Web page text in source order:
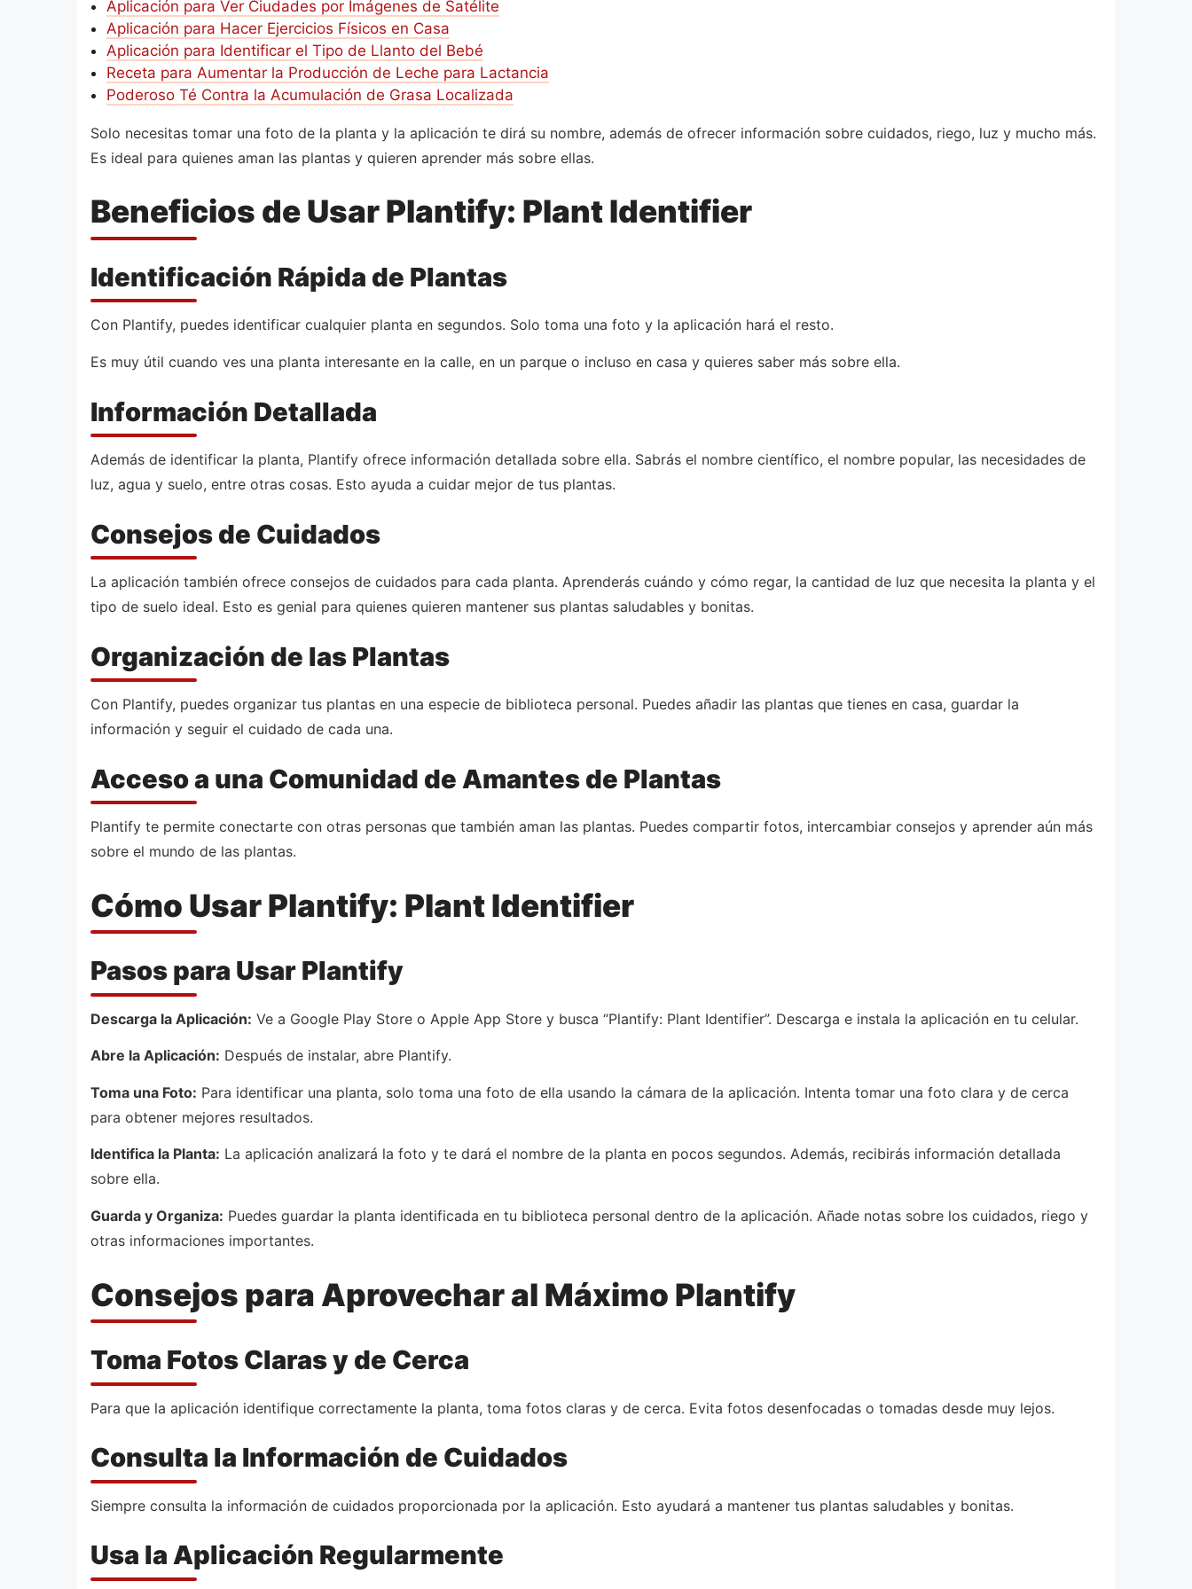
Aplicación para Ver Ciudades por Imágenes de Satélite
Aplicación para Hacer Ejercicios Físicos en Casa
Aplicación para Identificar el Tipo de Llanto del Bebé
Receta para Aumentar la Producción de Leche para Lactancia
Poderoso Té Contra la Acumulación de Grasa Localizada
Solo necesitas tomar una foto de la planta y la aplicación te dirá su nombre, además de ofrecer información sobre cuidados, riego, luz y mucho más.
Es ideal para quienes aman las plantas y quieren aprender más sobre ellas.
Beneficios de Usar Plantify: Plant Identifier
Identificación Rápida de Plantas
Con Plantify, puedes identificar cualquier planta en segundos. Solo toma una foto y la aplicación hará el resto.
Es muy útil cuando ves una planta interesante en la calle, en un parque o incluso en casa y quieres saber más sobre ella.
Información Detallada
Además de identificar la planta, Plantify ofrece información detallada sobre ella. Sabrás el nombre científico, el nombre popular, las necesidades de
luz, agua y suelo, entre otras cosas. Esto ayuda a cuidar mejor de tus plantas.
Consejos de Cuidados
La aplicación también ofrece consejos de cuidados para cada planta. Aprenderás cuándo y cómo regar, la cantidad de luz que necesita la planta y el
tipo de suelo ideal. Esto es genial para quienes quieren mantener sus plantas saludables y bonitas.
Organización de las Plantas
Con Plantify, puedes organizar tus plantas en una especie de biblioteca personal. Puedes añadir las plantas que tienes en casa, guardar la
información y seguir el cuidado de cada una.
Acceso a una Comunidad de Amantes de Plantas
Plantify te permite conectarte con otras personas que también aman las plantas. Puedes compartir fotos, intercambiar consejos y aprender aún más
sobre el mundo de las plantas.
Cómo Usar Plantify: Plant Identifier
Pasos para Usar Plantify
Descarga la Aplicación: Ve a Google Play Store o Apple App Store y busca “Plantify: Plant Identifier”. Descarga e instala la aplicación en tu celular.
Abre la Aplicación: Después de instalar, abre Plantify.
Toma una Foto: Para identificar una planta, solo toma una foto de ella usando la cámara de la aplicación. Intenta tomar una foto clara y de cerca
para obtener mejores resultados.
Identifica la Planta: La aplicación analizará la foto y te dará el nombre de la planta en pocos segundos. Además, recibirás información detallada
sobre ella.
Guarda y Organiza: Puedes guardar la planta identificada en tu biblioteca personal dentro de la aplicación. Añade notas sobre los cuidados, riego y
otras informaciones importantes.
Consejos para Aprovechar al Máximo Plantify
Toma Fotos Claras y de Cerca
Para que la aplicación identifique correctamente la planta, toma fotos claras y de cerca. Evita fotos desenfocadas o tomadas desde muy lejos.
Consulta la Información de Cuidados
Siempre consulta la información de cuidados proporcionada por la aplicación. Esto ayudará a mantener tus plantas saludables y bonitas.
Usa la Aplicación Regularmente